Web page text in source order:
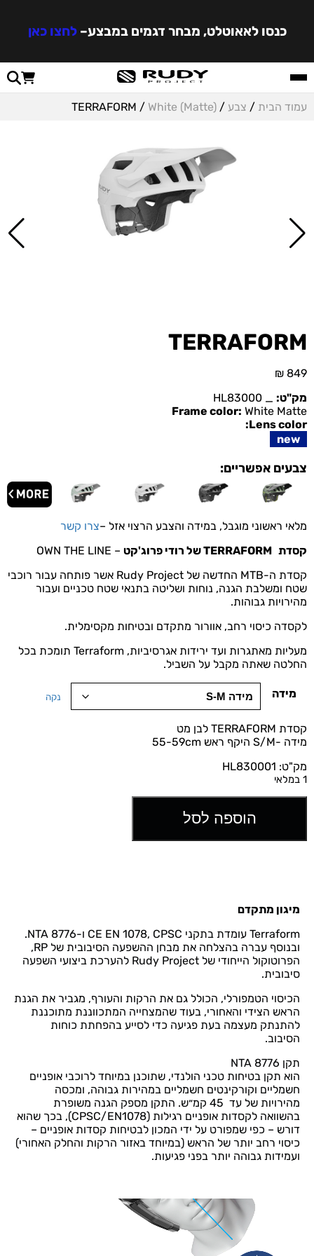
כנסו לאאוטלט, מבחר דגמים במבצע–לחצו כאן
עמוד הבית / צבע /
White (Matte)
/ TERRAFORM
TERRAFORM
₪ 849
מק"ט:
Frame color: White Matte
Lens color:
new
צבעים אפשריים:
מלאי ראשוני מוגבל, במידה והצבע הרצוי אזל –צרו קשר
קסדת
של רודי פרוג'קט –
OWN THE LINE
קסדת ה-MTB החדשה של Rudy Project אשר פותחה עבור רוכבי
שטח ומשלבת הגנה, נוחות ושליטה בתנאי שטח טכניים ועבור
מהירויות גבוהות.
לקסדה כיסוי רחב, אוורור מתקדם ובטיחות מקסימלית.
מעליות מאתגרות ועד ירידות אגרסיביות, Terraform תומכת בכל
החלטה שאתה מקבל על השביל.
מידה נקה
קסדת TERRAFORM לבן מט
מידה -S/M היקף ראש 55-59cm
מק"ט: HL830001
1 במלאי
הוספה לסל
מיגון מתקדם
Terraform עומדת בתקני CE EN 1078, CPSC ו-NTA 8776.
ובנוסף עברה בהצלחה את מבחן ההשפעה הסיבובית של RP,
הפרוטוקול הייחודי של Rudy Project להערכת ביצועי השפעה
סיבובית.
הכיסוי הטמפורלי, הכולל גם את הרקות והעורף, מגביר את הגנת
הראש הצידי והאחורי, בעוד שהמצחייה המתכווננת מתוכננת
להתנתק מעצמה בעת פגיעה כדי לסייע בהפחתת כוחות
הסיבוב.
תקן NTA 8776
הוא תקן בטיחות טכני הולנדי, שתוכנן במיוחד לרוכבי אופניים
חשמליים וקורקינטים חשמליים במהירות גבוהה, ומכסה
מהירויות של עד 45 קמ״ש. התקן מספק הגנה משופרת
בהשוואה לקסדות אופניים רגילות (CPSC/EN1078), בכך שהוא
דורש – כפי שמפורט על ידי המכון לבטיחות קסדות אופניים –
כיסוי רחב יותר של הראש (במיוחד באזור הרקות והחלק האחורי)
ועמידות גבוהה יותר בפני פגיעות.